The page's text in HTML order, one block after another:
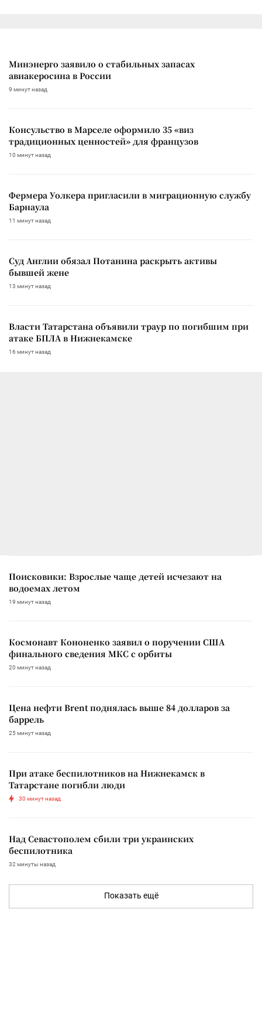
Минэнерго заявило о стабильных запасах
авиакеросина в России
9 минут назад
Консульство в Марселе оформило 35 «виз
традиционных ценностей» для французов
10 минут назад
Фермера Уолкера пригласили в миграционную службу
Барнаула
11 минут назад
Суд Англии обязал Потанина раскрыть активы
бывшей жене
13 минут назад
Власти Татарстана объявили траур по погибшим при
атаке БПЛА в Нижнекамске
16 минут назад
Поисковики: Взрослые чаще детей исчезают на
водоемах летом
19 минут назад
Космонавт Кононенко заявил о поручении США
финального сведения МКС с орбиты
20 минут назад
Цена нефти Brent поднялась выше 84 долларов за
баррель
25 минут назад
При атаке беспилотников на Нижнекамск в
Татарстане погибли люди
30 минут назад
Над Севастополем сбили три украинских
беспилотника
32 минуты назад
Показать ещё